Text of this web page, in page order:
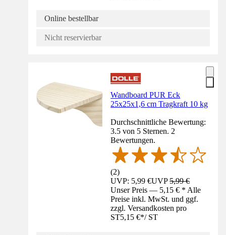
Online bestellbar
Nicht reservierbar
Wandboard PUR Eck
25x25x1,6 cm Tragkraft 10 kg
Durchschnittliche Bewertung:
3.5 von 5 Sternen. 2
Bewertungen.
(2)
UVP: 5,99 €UVP5,99 €
Unser Preis — 5,15 € * Alle
Preise inkl. MwSt. und ggf.
zzgl. Versandkosten pro
ST5,15 €*/ ST